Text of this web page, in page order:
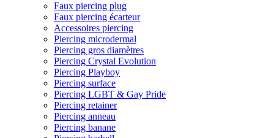
Faux piercing plug
Faux piercing écarteur
Accessoires piercing
Piercing microdermal
Piercing gros diamètres
Piercing Crystal Evolution
Piercing Playboy
Piercing surface
Piercing LGBT & Gay Pride
Piercing retainer
Piercing anneau
Piercing banane